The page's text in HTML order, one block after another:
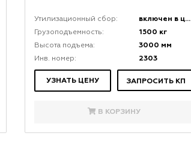
Утилизационный сбор: включен в цену
Грузоподъемность: 1500 кг
Высота подъема: 3000 мм
Инв. номер: 2303
УЗНАТЬ ЦЕНУ ЗАПРОСИТЬ КП
В КОРЗИНУ